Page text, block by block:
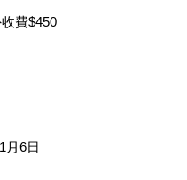
費$450
月6日